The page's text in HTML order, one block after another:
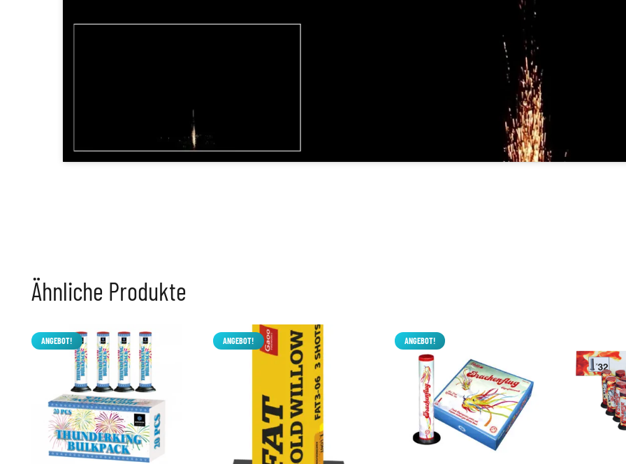
Ähnliche Produkte
ANGEBOT! ANGEBOT! ANGEBOT!